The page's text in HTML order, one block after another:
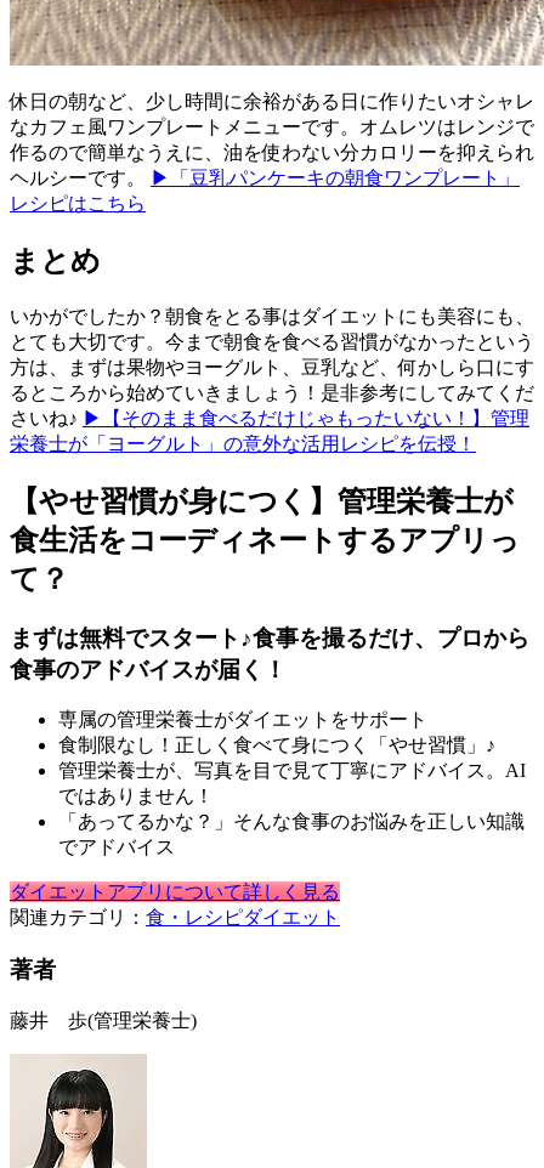
休日の朝など、少し時間に余裕がある日に作りたいオシャレ
なカフェ風ワンプレートメニューです。オムレツはレンジで
作るので簡単なうえに、油を使わない分カロリーを抑えられ
ヘルシーです。
▶「豆乳パンケーキの朝食ワンプレート」
レシピはこちら
まとめ
いかがでしたか？朝食をとる事はダイエットにも美容にも、
とても大切です。今まで朝食を食べる習慣がなかったという
方は、まずは果物やヨーグルト、豆乳など、何かしら口にす
るところから始めていきましょう！是非参考にしてみてくだ
さいね♪ ▶【そのまま食べるだけじゃもったいない！】管理
栄養士が「ヨーグルト」の意外な活用レシピを伝授！
【やせ習慣が身につく】管理栄養士が
食生活をコーディネートするアプリっ
て？
まずは無料でスタート♪食事を撮るだけ、プロから
食事のアドバイスが届く！
専属の管理栄養士がダイエットをサポート
食制限なし！正しく食べて身につく「やせ習慣」♪
管理栄養士が、写真を目で見て丁寧にアドバイス。AI
ではありません！
「あってるかな？」そんな食事のお悩みを正しい知識
でアドバイス
ダイエットアプリについて詳しく見る
関連カテゴリ： 食・レシピダイエット
著者
藤井 歩(管理栄養士)